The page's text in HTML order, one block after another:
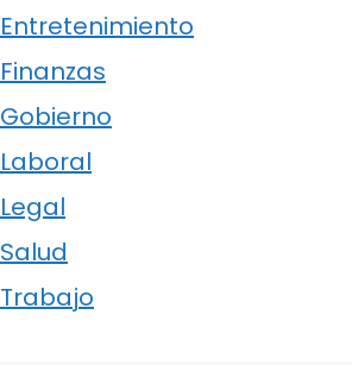
Entretenimiento
Finanzas
Gobierno
Laboral
Legal
Salud
Trabajo